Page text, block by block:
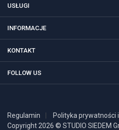
USŁUGI
INFORMACJE
KONTAKT
FOLLOW US
Regulamin
Polityka prywatności
Copyright 2026 © STUDIO SIEDEM